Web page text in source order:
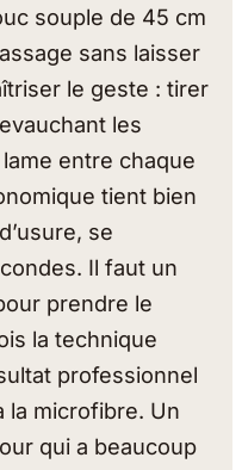
souple de 45 cm
sans laisser
le geste : tirer
les
entre chaque
tient bien
se
Il faut un
prendre le
la technique
professionnel
la microfibre. Un
qui a beaucoup